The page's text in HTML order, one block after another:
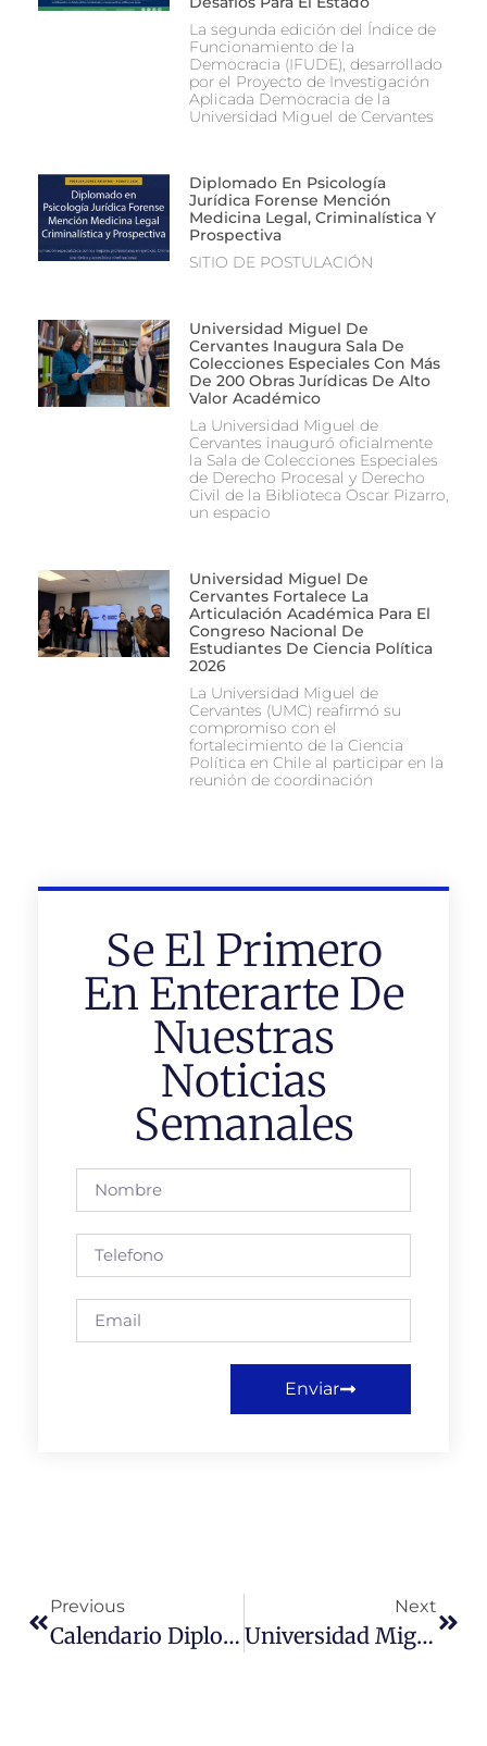
La segunda edición del Índice de
Funcionamiento de la
Democracia (IFUDE), desarrollado
por el Proyecto de Investigación
Aplicada Democracia de la
Universidad Miguel de Cervantes
Diplomado En Psicología
Jurídica Forense Mención
Medicina Legal, Criminalística Y
Prospectiva
SITIO DE POSTULACIÓN
Universidad Miguel De
Cervantes Inaugura Sala De
Colecciones Especiales Con Más
De 200 Obras Jurídicas De Alto
Valor Académico
La Universidad Miguel de
Cervantes inauguró oficialmente
la Sala de Colecciones Especiales
de Derecho Procesal y Derecho
Civil de la Biblioteca Oscar Pizarro,
un espacio
Universidad Miguel De
Cervantes Fortalece La
Articulación Académica Para El
Congreso Nacional De
Estudiantes De Ciencia Política
2026
La Universidad Miguel de
Cervantes (UMC) reafirmó su
compromiso con el
fortalecimiento de la Ciencia
Política en Chile al participar en la
reunión de coordinación
Se El Primero
En Enterarte De
Nuestras
Noticias
Semanales
Enviar
Previous
Calendario Diplomados Municipales – Instituto De Desarrollo Regional Y Comunal – Segundo Semestre 2019
Next
Universidad Miguel De Cervantes Tiene Magíster Más Accesibles Entre Universidades Acreditadas